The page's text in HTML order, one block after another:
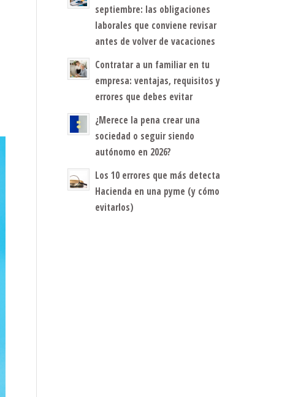
septiembre: las obligaciones
laborales que conviene revisar
antes de volver de vacaciones
Contratar a un familiar en tu
empresa: ventajas, requisitos y
errores que debes evitar
¿Merece la pena crear una
sociedad o seguir siendo
autónomo en 2026?
Los 10 errores que más detecta
Hacienda en una pyme (y cómo
evitarlos)